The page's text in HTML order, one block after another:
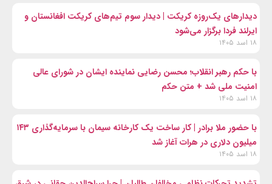
دیدارهای یک‌روزه کریکت | دیدار سوم تیم‌های کریکت افغانستان و
ایرلند فردا برگزار می‌شود
۱۸ اسد ۱۴۰۵
با حکم رهبر انقلاب؛ محسن رضایی نماینده ایشان در شورای عالی
امنیت ملی شد + متن حکم
۱۸ اسد ۱۴۰۵
با حضور ملا برادر | کار ساخت یک کارخانه سیمان با سرمایه‌گذاری ۱۴۳
میلیون دلاری در هرات آغاز شد
۱۸ اسد ۱۴۰۵